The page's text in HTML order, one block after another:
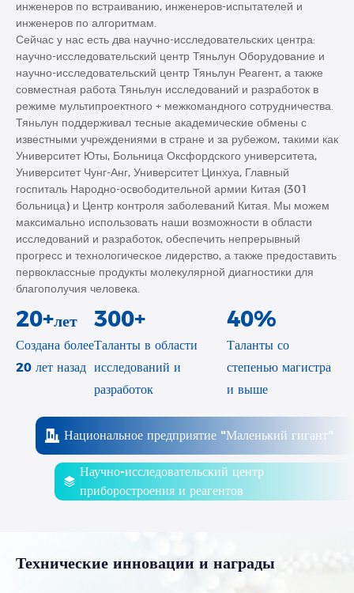
инженеров по встраиванию, инженеров-испытателей и
инженеров по алгоритмам.
Сейчас у нас есть два научно-исследовательских центра:
научно-исследовательский центр Тяньлун Оборудование и
научно-исследовательский центр Тяньлун Реагент, а также
совместная работа Тяньлун исследований и разработок в
режиме мультипроектного + межкомандного сотрудничества.
Тяньлун поддерживал тесные академические обмены с
известными учреждениями в стране и за рубежом, такими как
Университет Юты, Больница Оксфордского университета,
Университет Чунг-Анг, Университет Цинхуа, Главный
госпиталь Народно-освободительной армии Китая (301
больница) и Центр контроля заболеваний Китая. Мы можем
максимально использовать наши возможности в области
исследований и разработок, обеспечить непрерывный
прогресс и технологическое лидерство, а также предоставить
первоклассные продукты молекулярной диагностики для
благополучия человека.
20+лет
Создана более
20 лет назад
300+
Таланты в области
исследований и
разработок
40%
Таланты со
степенью магистра
и выше
Национальное предприятие "Маленький гигант"
Научно-исследовательский центр
приборостроения и реагентов
Технические инновации и награды